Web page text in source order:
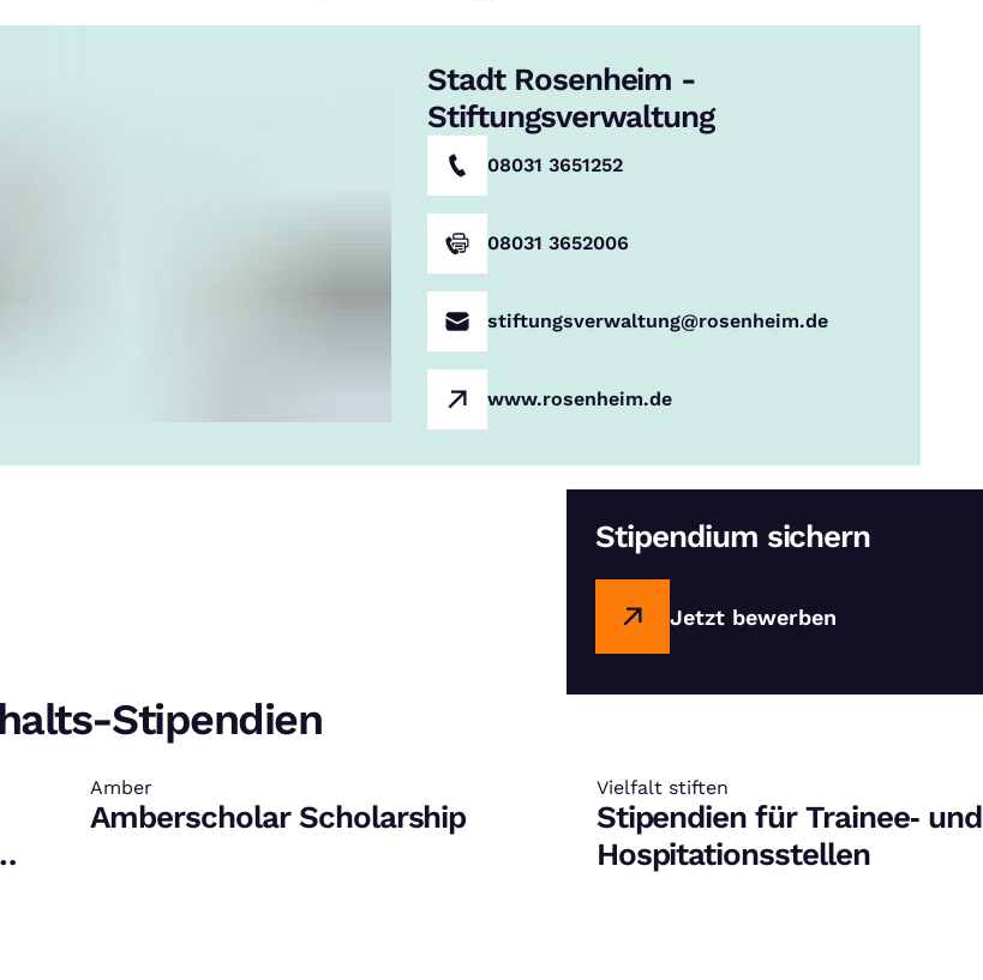
Stadt Rosenheim -
Stiftungsverwaltung
08031 3651252
08031 3652006
stiftungsverwaltung@rosenheim.de
www.rosenheim.de
Stipendium sichern
Jetzt bewerben
Stipendien
Amber
:
Amberscholar Scholarship
Vielfalt stiften
:
Stipendien für Trainee‑ und
Hospitationsstellen